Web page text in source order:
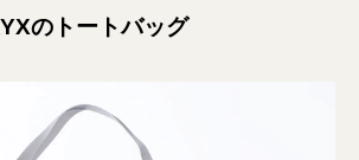
のトートバッグ